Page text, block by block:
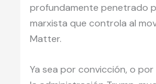
profundamente penetrado
marxista que controla al
Matter.
Ya sea por convicción, o